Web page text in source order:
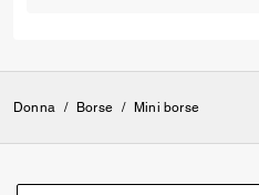
Donna / Borse / Mini borse